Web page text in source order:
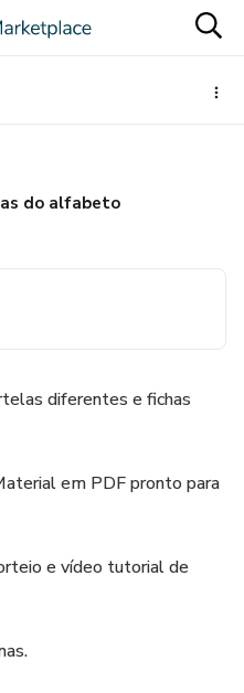
do alfabeto
diferentes e fichas
em PDF pronto para
e vídeo tutorial de